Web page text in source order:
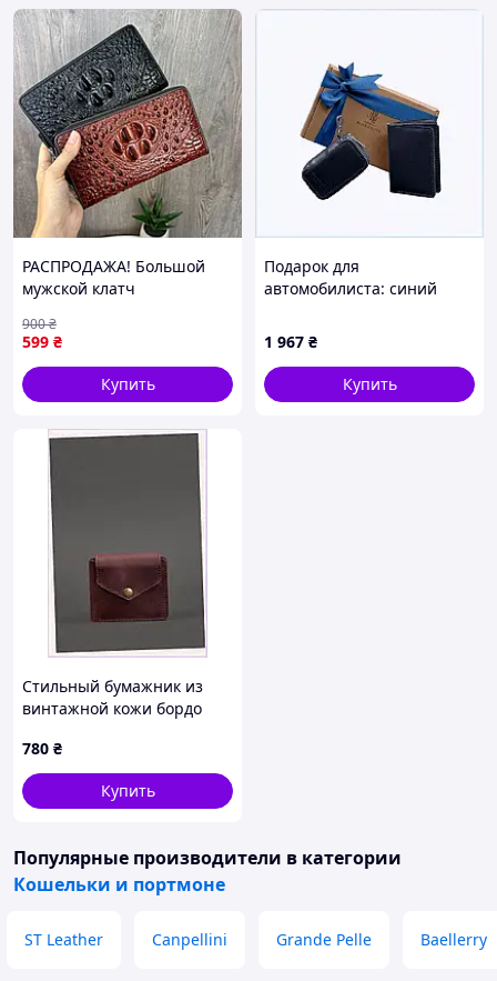
РАСПРОДАЖА! Большой
мужской клатч
кошелек DS
599 ₴
900₴
Купить
Подарок для
автомобилиста: синий
86X03C655T
1 967 ₴
Купить
Стильный бумажник из
винтажной кожи бордо
780 ₴
Купить
Популярные производители в категории
Кошельки и портмоне
ST Leather Canpellini Grande Pelle Baellerry